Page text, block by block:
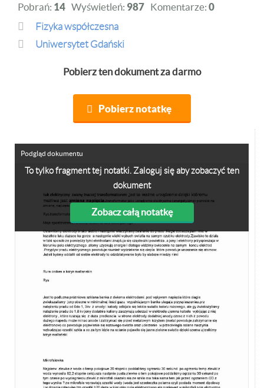
Pobrań: 14 Wyświetleń: 987 Komentarze: 0
fizyka współczesna
Uniwersytet Gdański
Pobierz ten dokument za darmo
Pobierz notatkę
To tylko fragment tej notatki. Zaloguj się aby zobaczyć ten
dokument
Zobacz całą notatkę
Podgląd dokumentu